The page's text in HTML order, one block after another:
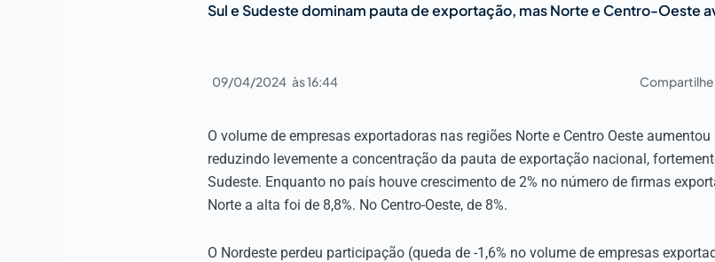
Sul e Sudeste dominam pauta de exportação, mas Norte e Centro-Oeste
09/04/2024 às16:44
O volume de empresas exportadoras nas regiões Norte e Centro Oeste
reduzindo levemente a concentração da pauta de exportação nacional,
Sudeste. Enquanto no país houve crescimento de 2% no número de firmas
Norte a alta foi de 8,8%. No Centro-Oeste, de 8%.
O Nordeste perdeu participação (queda de -1,6% no volume de empresas